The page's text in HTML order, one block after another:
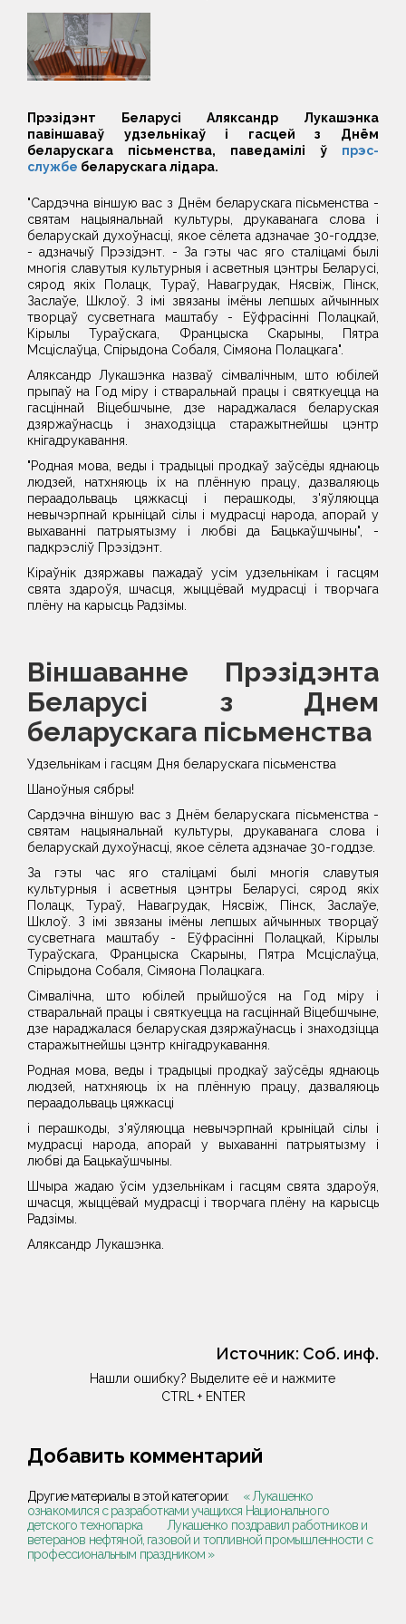
Прэзідэнт Беларусі Аляксандр Лукашэнка
павіншаваў удзельнікаў і гасцей з Днём
беларускага пісьменства, паведамілі ў прэс-
службе беларускага лідара.
"Сардэчна віншую вас з Днём беларускага пісьменства -
святам нацыянальнай культуры, друкаванага слова і
беларускай духоўнасці, якое сёлета адзначае 30-годдзе,
- адзначыў Прэзідэнт. - За гэты час яго сталіцамі былі
многія славутыя культурныя і асветныя цэнтры Беларусі,
сярод якіх Полацк, Тураў, Навагрудак, Нясвіж, Пінск,
Заслаўе, Шклоў. З імі звязаны імёны лепшых айчынных
творцаў сусветнага маштабу - Еўфрасінні Полацкай,
Кірылы Тураўскага, Францыска Скарыны, Пятра
Мсціслаўца, Спірыдона Собаля, Сімяона Полацкага".
Аляксандр Лукашэнка назваў сімвалічным, што юбілей
прыпаў на Год міру і стваральнай працы і святкуецца на
гасціннай Віцебшчыне, дзе нараджалася беларуская
дзяржаўнасць і знаходзіцца старажытнейшы цэнтр
кнігадрукавання.
"Родная мова, веды і традыцыі продкаў заўсёды яднаюць
людзей, натхняюць іх на плённую працу, дазваляюць
пераадольваць цяжкасці і перашкоды, з'яўляюцца
невычэрпнай крыніцай сілы і мудрасці народа, апорай у
выхаванні патрыятызму і любві да Бацькаўшчыны", -
падкрэсліў Прэзідэнт.
Кіраўнік дзяржавы пажадаў усім удзельнікам і гасцям
свята здароўя, шчасця, жыццёвай мудрасці і творчага
плёну на карысць Радзімы.
Віншаванне Прэзідэнта
Беларусі з Днем
беларускага пісьменства
Удзельнікам і гасцям Дня беларускага пісьменства
Шаноўныя сябры!
Сардэчна віншую вас з Днём беларускага пісьменства -
святам нацыянальнай культуры, друкаванага слова і
беларускай духоўнасці, якое сёлета адзначае 30-годдзе.
За гэты час яго сталіцамі былі многія славутыя
культурныя і асветныя цэнтры Беларусі, сярод якіх
Полацк, Тураў, Навагрудак, Нясвіж, Пінск, Заслаўе,
Шклоў. З імі звязаны імёны лепшых айчынных творцаў
сусветнага маштабу - Еўфрасінні Полацкай, Кірылы
Тураўскага, Францыска Скарыны, Пятра Мсціслаўца,
Спірыдона Собаля, Сімяона Полацкага.
Сімвалічна, што юбілей прыйшоўся на Год міру і
стваральнай працы і святкуецца на гасціннай Віцебшчыне,
дзе нараджалася беларуская дзяржаўнасць і знаходзіцца
старажытнейшы цэнтр кнігадрукавання.
Родная мова, веды і традыцыі продкаў заўсёды яднаюць
людзей, натхняюць іх на плённую працу, дазваляюць
пераадольваць цяжкасці
і перашкоды, з'яўляюцца невычэрпнай крыніцай сілы і
мудрасці народа, апорай у выхаванні патрыятызму і
любві да Бацькаўшчыны.
Шчыра жадаю ўсім удзельнікам і гасцям свята здароўя,
шчасця, жыццёвай мудрасці і творчага плёну на карысць
Радзімы.
Аляксандр Лукашэнка.
Источник: Соб. инф.
Нашли ошибку? Выделите её и нажмите
CTRL + ENTER
Добавить комментарий
Другие материалы в этой категории:
« Лукашенко
ознакомился с разработками учащихся Национального
детского технопарка
Лукашенко поздравил работников и
ветеранов нефтяной, газовой и топливной промышленности с
профессиональным праздником »